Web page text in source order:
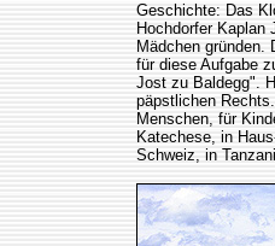
Geschichte: Das
Hochdorfer
Mädchen gründen.
für diese Aufgabe
Jost zu Baldegg".
päpstlichen
Menschen, für
Katechese, in
Schweiz, in